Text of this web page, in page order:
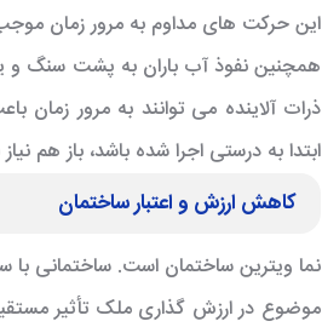
این حرکت های مداوم به مرور زمان
همچنین نفوذ آب باران به پشت سنگ و
ذرات آلاینده می توانند به مرور
ابتدا به درستی اجرا شده باشد، باز هم
کاهش ارزش و اعتبار ساختمان
نما ویترین ساختمان است. ساختمانی
موضوع در ارزش گذاری ملک تأثیر